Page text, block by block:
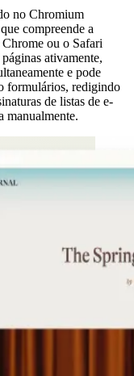
no Chromium
compreende a
ou o Safari
ativamente,
e pode
formulários, redigindo
de listas de e-
manualmente.